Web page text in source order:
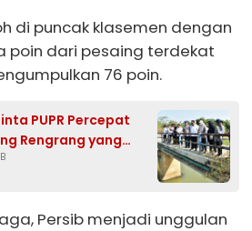
di puncak klasemen dengan
poin dari pesaing terdekat
76 poin.
PUPR Percepat
Rengrang yang
Persib menjadi unggulan